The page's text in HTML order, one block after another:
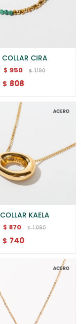
COLLAR CIRA
$ 950 $ 1.190
$ 808
COLLAR KAELA
$ 870 $ 1.090
$ 740